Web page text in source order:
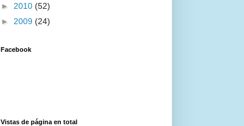
► 2010 (52)
► 2009 (24)
Facebook
Vistas de página en total